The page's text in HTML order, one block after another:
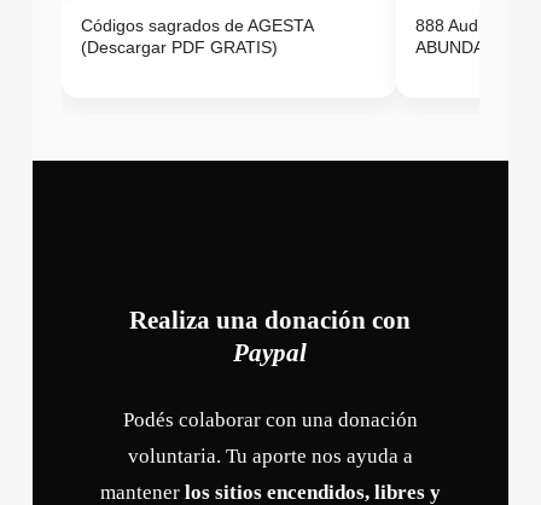
Códigos sagrados de AGESTA
(Descargar PDF GRATIS)
888 Audio
ABUNDANCIA
Realiza una donación con
Paypal
Podés colaborar con una donación
voluntaria. Tu aporte nos ayuda a
mantener los sitios encendidos, libres y